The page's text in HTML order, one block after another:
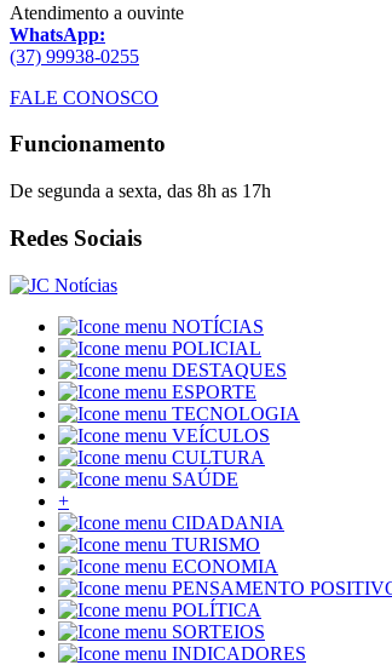
Atendimento a ouvinte
WhatsApp:
(37) 99938-0255
FALE CONOSCO
Funcionamento
De segunda a sexta, das 8h as 17h
Redes Sociais
NOTÍCIAS
POLICIAL
DESTAQUES
ESPORTE
TECNOLOGIA
VEÍCULOS
CULTURA
SAÚDE
+
CIDADANIA
TURISMO
ECONOMIA
PENSAMENTO
POLÍTICA
SORTEIOS
INDICADORES